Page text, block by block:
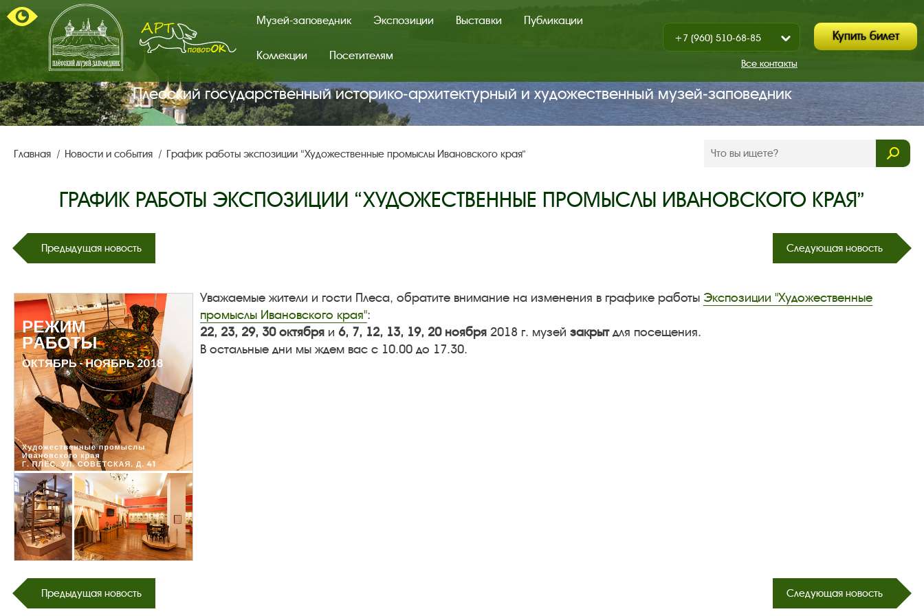
Главная
страница.
поводок.
Музей-заповедник Экспозиции Выставки Публикации
Коллекции Посетителям
Показать
/
Закрыть
+7 (960) 510-68-85
+7 (930) 347-67-70Все контакты
Купить билет
Плесский государственный историко‑архитектурный и художественный музей‑заповедник
Главная Новости и события График работы экспозиции “Художественные промыслы Ивановского края”
ГРАФИК РАБОТЫ ЭКСПОЗИЦИИ “ХУДОЖЕСТВЕННЫЕ ПРОМЫСЛЫ ИВАНОВСКОГО КРАЯ”
Предыдущая новость Следующая новость
Уважаемые жители и гости Плеса, обратите внимание на изменения в графике работы Экспозиции "Художественные
промыслы Ивановского края":
22, 23, 29, 30 октябряи 6, 7, 12, 13, 19, 20 ноября2018 г. музей закрытдля посещения.
В остальные дни мы ждем вас с 10.00 до 17.30.
Предыдущая новость Следующая новость